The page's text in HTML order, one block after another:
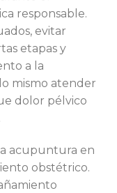
responsable.
evitar
etapas y
a la
mismo atender
dolor pélvico
acupuntura en
obstétrico.